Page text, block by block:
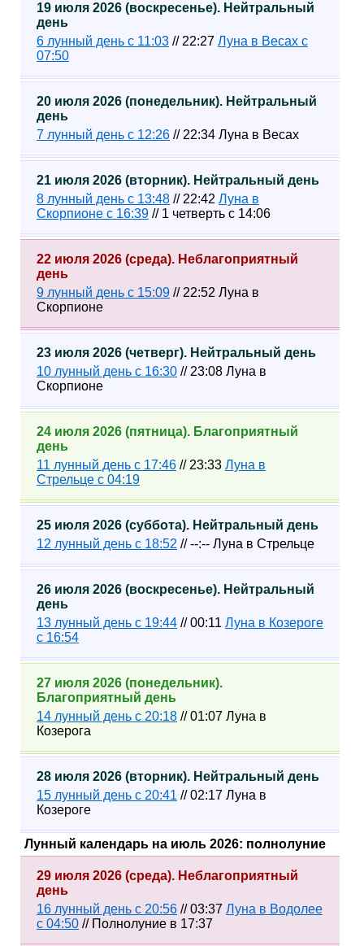
19 июля 2026 (воскресенье). Нейтральный
день
6 лунный день с 11:03 // 22:27 Луна в Весах с
07:50
20 июля 2026 (понедельник). Нейтральный
день
7 лунный день с 12:26 // 22:34 Луна в Весах
21 июля 2026 (вторник). Нейтральный день
8 лунный день с 13:48 // 22:42 Луна в
Скорпионе с 16:39 // 1 четверть с 14:06
22 июля 2026 (среда). Неблагоприятный
день
9 лунный день с 15:09 // 22:52 Луна в
Скорпионе
23 июля 2026 (четверг). Нейтральный день
10 лунный день с 16:30 // 23:08 Луна в
Скорпионе
24 июля 2026 (пятница). Благоприятный
день
11 лунный день с 17:46 // 23:33 Луна в
Стрельце с 04:19
25 июля 2026 (суббота). Нейтральный день
12 лунный день с 18:52 // --:-- Луна в Стрельце
26 июля 2026 (воскресенье). Нейтральный
день
13 лунный день с 19:44 // 00:11 Луна в Козероге
с 16:54
27 июля 2026 (понедельник).
Благоприятный день
14 лунный день с 20:18 // 01:07 Луна в
Козерога
28 июля 2026 (вторник). Нейтральный день
15 лунный день с 20:41 // 02:17 Луна в
Козероге
Лунный календарь на июль 2026: полнолуние
29 июля 2026 (среда). Неблагоприятный
день
16 лунный день с 20:56 // 03:37 Луна в Водолее
с 04:50 // Полнолуние в 17:37